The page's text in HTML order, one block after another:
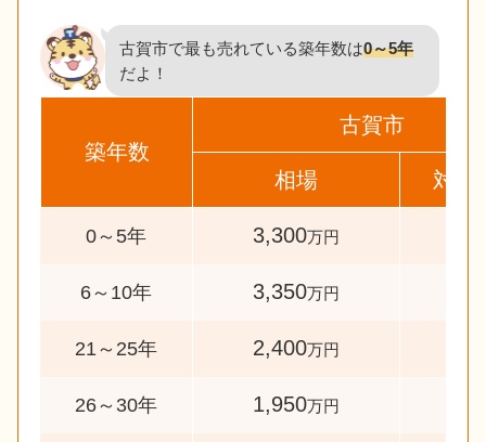
古賀市で最も売れている築年数は0～5年
だよ！
築年数
古賀市
相場 対象
0～5年 3,300万円
6～10年 3,350万円
21～25年 2,400万円
26～30年 1,950万円